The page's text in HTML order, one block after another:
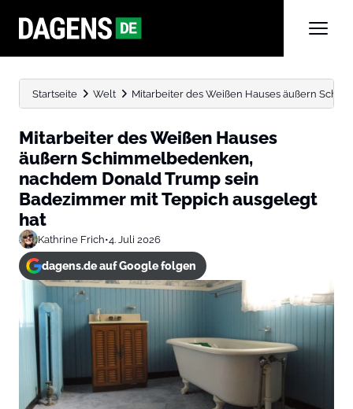
Startseite Welt Mitarbeiter des Weißen Hauses äußern
Mitarbeiter des Weißen Hauses
äußern Schimmelbedenken,
nachdem Donald Trump sein
Badezimmer mit Teppich ausgelegt
hat
Kathrine Frich•4. Juli 2026
dagens.de auf Google folgen